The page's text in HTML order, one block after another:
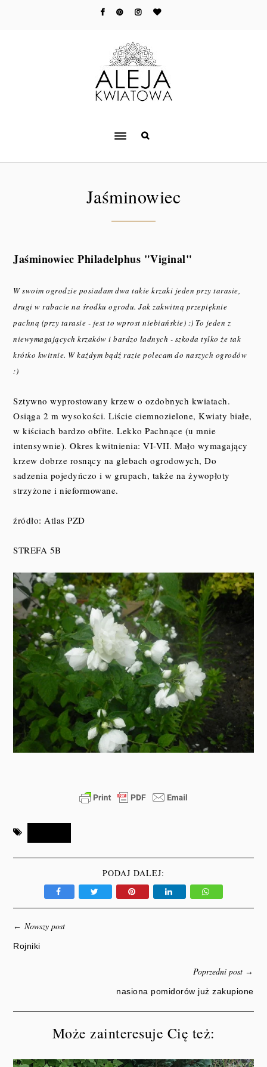
Jaśminowiec
Jaśminowiec Philadelphus "Viginal"
W swoim ogrodzie posiadam dwa takie krzaki jeden przy tarasie,
drugi w rabacie na środku ogrodu. Jak zakwitną przepięknie
pachną (przy tarasie - jest to wprost niebiańskie) :) To jeden z
niewymagających krzaków i bardzo ładnych - szkoda tylkoże tak
krótko kwitnie. W każdym bądź razie polecam do naszych ogrodów
:)
Sztywno wyprostowany krzew o ozdobnych kwiatach.
Osiąga 2 m wysokości. Liście ciemnozielone, Kwiaty białe,
w kiściach bardzo obfite. Lekko Pachnące (u mnie
intensywnie). Okres kwitnienia: VI-VII. Mało wymagający
krzew dobrze rosnący na glebach ogrodowych, Do
sadzenia pojedyńczo i w grupach, także na żywopłoty
strzyżone i nieformowane.
źródło: Atlas PZD
STREFA 5B
PODAJ DALEJ:
←Nowszy post
Rojniki
Poprzedni post→
nasiona pomidorów już zakupione
Może zainteresuje Cię też: